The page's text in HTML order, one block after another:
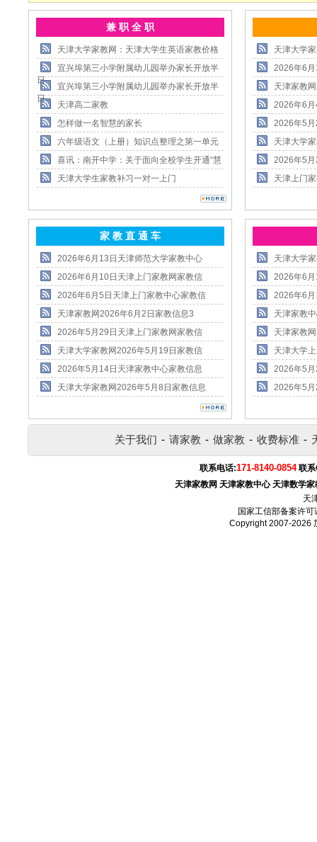
兼 职 全 职
天津大学家教网：天津大学生英语家教价格
宜兴埠第三小学附属幼儿园举办家长开放半
日
宜兴埠第三小学附属幼儿园举办家长开放半
日
天津高二家教
怎样做一名智慧的家长
六年级语文（上册）知识点整理之第一单元
喜讯：南开中学：关于面向全校学生开通“慧
天津大学生家教补习一对一上门
天津大学
2026年6
天津家教
2026年6
2026年5
天津大学
2026年5
天津上门
家 教 直 通 车
2026年6月13日天津师范大学家教中心
2026年6月10日天津上门家教网家教信
2026年6月5日天津上门家教中心家教信
天津家教网2026年6月2日家教信息3
2026年5月29日天津上门家教网家教信
天津大学家教网2026年5月19日家教信
2026年5月14日天津家教中心家教信息
天津大学家教网2026年5月8日家教信息
天津大学
2026年6
2026年6
天津家教
天津家教
天津大学
2026年5
2026年5
关于我们 - 请家教 - 做家教 - 收费标准 -
联系电话:171-8140-0854 联
天津家教网 天津家教中心 天津数学家
天
国家工信部备案许可
Copyright 2007-2026